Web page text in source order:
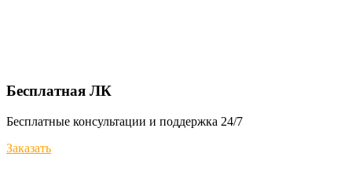
Бесплатная ЛК
Бесплатные консультации и поддержка 24/7
Заказать